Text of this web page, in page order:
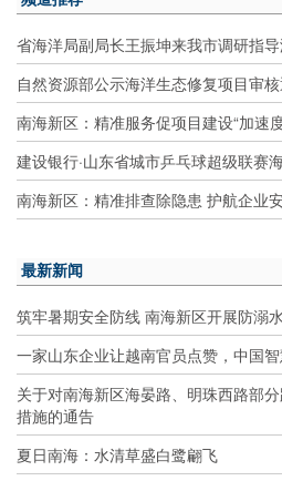
省海洋局副局长王振坤来我市调研指
自然资源部公示海洋生态修复项目审核
南海新区：精准服务促项目建设“加速
建设银行·山东省城市乒乓球超级联赛
南海新区：精准排查除隐患 护航企业
最新新闻
筑牢暑期安全防线 南海新区开展防溺
一家山东企业让越南官员点赞，中国
关于对南海新区海晏路、明珠西路部
措施的通告
夏日南海：水清草盛白鹭翩飞